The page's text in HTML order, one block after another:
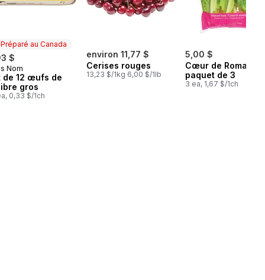
Préparé au Canada
$
au Canada
Nom
de 12 œufs de
gros
0,33 $/1ch
environ 11,77 $
Cerises rouges
13,23 $/1kg 6,00 $/1lb
5,00 $
Cœur de Romaine,
paquet de 3
3 ea, 1,67 $/1ch